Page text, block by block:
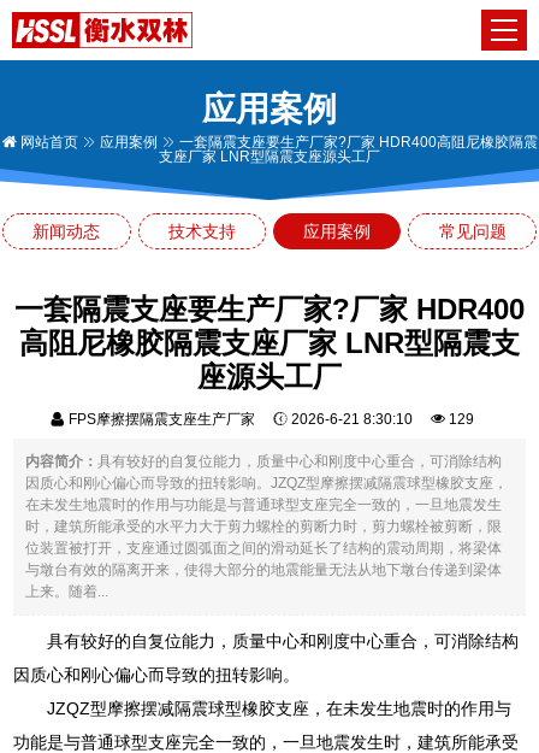
应用案例
网站首页 应用案例
一套隔震支座要生产厂家?厂家 HDR400高阻尼橡胶隔震
支座厂家 LNR型隔震支座源头工厂
新闻动态 技术支持 应用案例 常见问题
一套隔震支座要生产厂家?厂家 HDR400
高阻尼橡胶隔震支座厂家 LNR型隔震支
座源头工厂
FPS摩擦摆隔震支座生产厂家 2026-6-21 8:30:10 129
内容简介：具有较好的自复位能力，质量中心和刚度中心重合，可消除结构
因质心和刚心偏心而导致的扭转影响。JZQZ型摩擦摆减隔震球型橡胶支座，
在未发生地震时的作用与功能是与普通球型支座完全一致的，一旦地震发生
时，建筑所能承受的水平力大于剪力螺栓的剪断力时，剪力螺栓被剪断，限
位装置被打开，支座通过圆弧面之间的滑动延长了结构的震动周期，将梁体
与墩台有效的隔离开来，使得大部分的地震能量无法从地下墩台传递到梁体
上来。随着...
具有较好的自复位能力，质量中心和刚度中心重合，可消除结构
因质心和刚心偏心而导致的扭转影响。
JZQZ型摩擦摆减隔震球型橡胶支座，在未发生地震时的作用与
功能是与普通球型支座完全一致的，一旦地震发生时，建筑所能承受